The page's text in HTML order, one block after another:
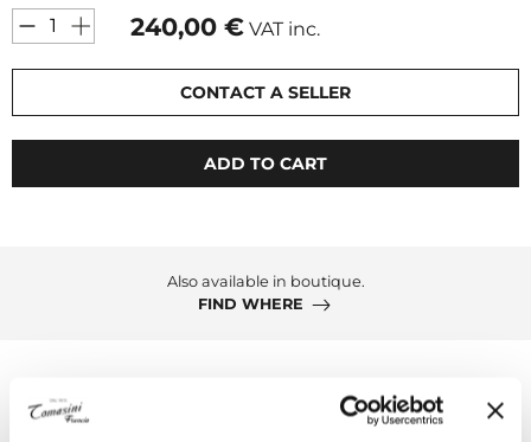
240,00 € VAT inc.
CONTACT A SELLER
ADD TO CART
Also available in boutique.
FIND WHERE
Description